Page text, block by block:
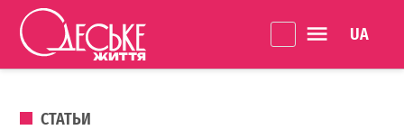
Перейти к содержанию
життя
ОПУБЛИКОВАНО В
СТАТЬИ